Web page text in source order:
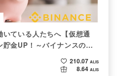
いている人たちへ【仮想通
貯金UP！～バイナンスの使
210.07 ALIS
8.64 ALIS